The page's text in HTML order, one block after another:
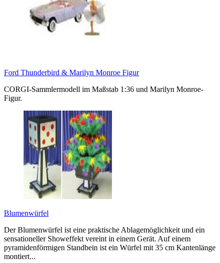
Ford Thunderbird & Marilyn Monroe Figur
CORGI-Sammlermodell im Maßstab 1:36 und Marilyn Monroe-
Figur.
Blumenwürfel
Der Blumenwürfel ist eine praktische Ablagemöglichkeit und ein
sensationeller Showeffekt vereint in einem Gerät. Auf einem
pyramidenförmigen Standbein ist ein Würfel mit 35 cm Kantenlänge
montiert...